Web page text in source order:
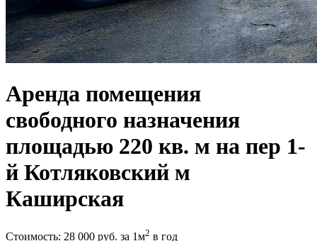
Аренда помещения
свободного назначения
площадью 220 кв. м на пер 1-
й Котляковский м
Каширская
Стоимость: 28 000 руб. за 1м2 в год